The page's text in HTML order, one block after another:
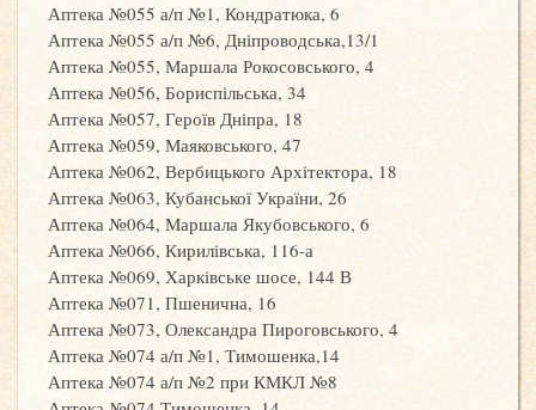
Аптека №055 а/п №1, Кондратюка, 6
Аптека №055 а/п №6, Дніпроводська,13/1
Аптека №055, Маршала Рокосовського, 4
Аптека №056, Бориспільська, 34
Аптека №057, Героїв Дніпра, 18
Аптека №059, Маяковського, 47
Аптека №062, Вербицького Архітектора, 18
Аптека №063, Кубанської України, 26
Аптека №064, Маршала Якубовського, 6
Аптека №066, Кирилівська, 116-а
Аптека №069, Харківське шосе, 144 В
Аптека №071, Пшенична, 16
Аптека №073, Олександра Пироговського, 4
Аптека №074 а/п №1, Тимошенка,14
Аптека №074 а/п №2 при КМКЛ №8